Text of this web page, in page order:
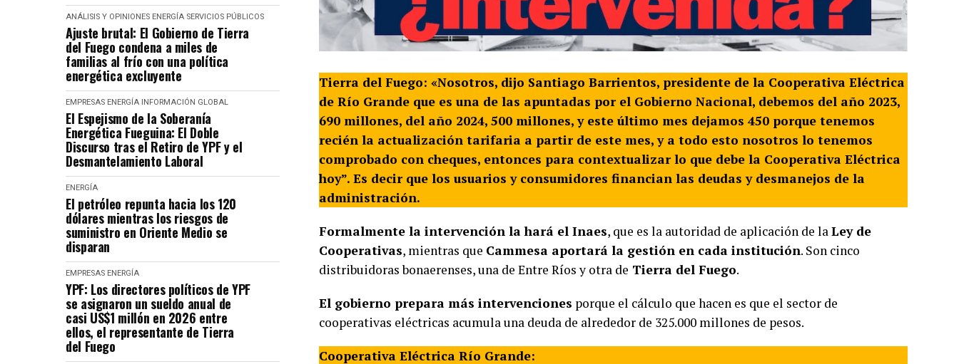
ANÁLISIS Y OPINIONES ENERGÍA SERVICIOS PÚBLICOS
Ajuste brutal: El Gobierno de Tierra
del Fuego condena a miles de
familias al frío con una política
energética excluyente
EMPRESAS ENERGÍA INFORMACIÓN GLOBAL
El Espejismo de la Soberanía
Energética Fueguina: El Doble
Discurso tras el Retiro de YPF y el
Desmantelamiento Laboral
ENERGÍA
El petróleo repunta hacia los 120
dólares mientras los riesgos de
suministro en Oriente Medio se
disparan
EMPRESAS ENERGÍA
YPF: Los directores políticos de YPF
se asignaron un sueldo anual de
casi US$1 millón en 2026 entre
ellos, el representante de Tierra
del Fuego
Tierra del Fuego: «Nosotros, dijo Santiago Barrientos, presidente de la Cooperativa Eléctrica
de Río Grande que es una de las apuntadas por el Gobierno Nacional, debemos del año 2023,
690 millones, del año 2024, 500 millones, y este último mes dejamos 450 porque tenemos
recién la actualización tarifaria a partir de este mes, y a todo esto nosotros lo tenemos
comprobado con cheques, entonces para contextualizar lo que debe la Cooperativa Eléctrica
hoy”. Es decir que los usuarios y consumidores financian las deudas y desmanejos de la
administración.
Formalmente la intervención la hará el Inaes, que es la autoridad de aplicación de laLey de
Cooperativas, mientras que Cammesa aportará la gestión en cada institución. Son cinco
distribuidoras bonaerenses, una de Entre Ríos y otra de Tierra del Fuego.
El gobierno prepara más intervenciones porque el cálculo que hacen es que el sector de
cooperativas eléctricas acumula una deuda de alrededor de 325.000 millones de pesos.
Cooperativa Eléctrica Río Grande: